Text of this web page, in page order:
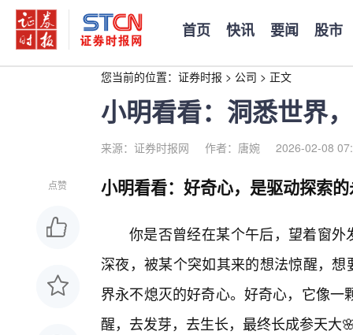
首页 快讯 要闻 股市
您当前的位置： 证券时报 > 公司 > 正文
小明看看：洞悉世界
来源：证券时报网 作者：唐婉 2026-02-08
点赞 小明看看：好奇心，是驱动探索
你是否曾经在某个午后，望着窗外
深夜，被某个突如其来的想法惊醒，
界永不熄灭的好奇心。好奇心，它像
醒，去发芽，去生长，最终长成参天大